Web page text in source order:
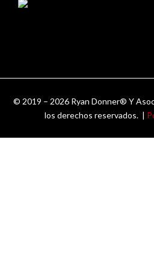
© 2019 – 2026 Ryan Donner® Y
los derechos reservados. |